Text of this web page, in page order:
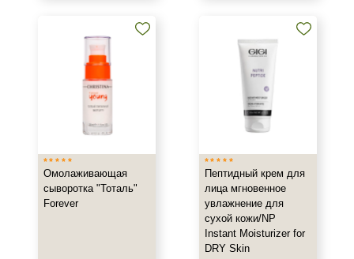
Омолаживающая
сыворотка "Тоталь"
Forever
Пептидный крем для
лица мгновенное
увлажнение для
сухой кожи/NP
Instant Moisturizer for
DRY Skin